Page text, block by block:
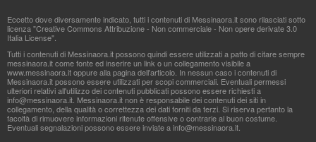
Eccetto dove diversamente indicato, tutti i contenuti di Messinaora.it sono rilasciati sotto
licenza "Creative Commons Attribuzione - Non commerciale - Non opere derivate 3.0
Italia License".
Tutti i contenuti di Messinaora.it possono quindi essere utilizzati a patto di citare sempre
messinaora.it come fonte ed inserire un link o un collegamento visibile a
www.messinaora.it oppure alla pagina dell'articolo. In nessun caso i contenuti di
Messinaora.it possono essere utilizzati per scopi commerciali. Eventuali permessi
ulteriori relativi all'utilizzo dei contenuti pubblicati possono essere richiesti a
info@messinaora.it . Messinaora.it non è responsabile dei contenuti dei siti in
collegamento, della qualità o correttezza dei dati forniti da terzi. Si riserva pertanto la
facoltà di rimuovere informazioni ritenute offensive o contrarie al buon costume.
Eventuali segnalazioni possono essere inviate ainfo@messinaora.it